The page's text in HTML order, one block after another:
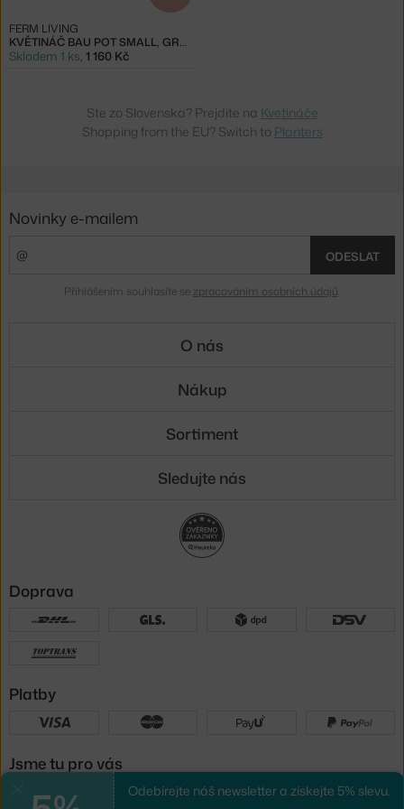
KVĚTINÁČ BAU POT SMALL, GREEN
FERM LIVING
Skladem 1 ks, 1 160 Kč
Ste zo Slovenska? Prejdite na Kvetináče
Shopping from the EU? Switch to Planters
Odebírejte náš newsletter a získejte 5% slevu.
Novinky e-mailem
ODESLAT
Přihlášením souhlasíte se zpracováním osobních údajů
O nás
Nákup
Sortiment
Sledujte nás
Doprava
Platby
Jsme tu pro vás